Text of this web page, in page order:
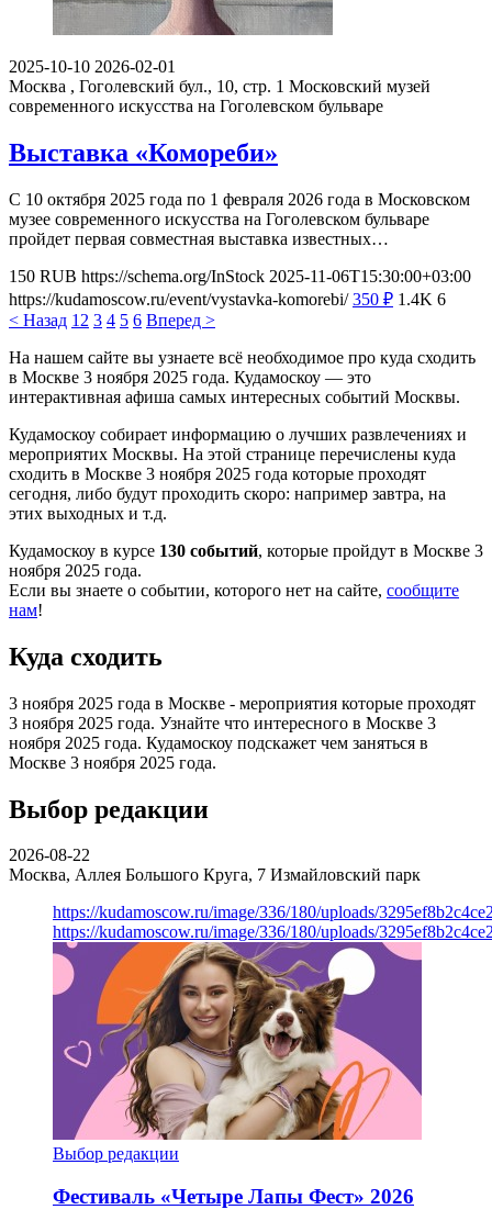
2025-10-10 2026-02-01
Москва , Гоголевский бул., 10, стр. 1 Московский музей
современного искусства на Гоголевском бульваре
Выставка «Комореби»
С 10 октября 2025 года по 1 февраля 2026 года в Московском
музее современного искусства на Гоголевском бульваре
пройдет первая совместная выставка известных…
150 RUB https://schema.org/InStock 2025-11-06T15:30:00+03:00
https://kudamoscow.ru/event/vystavka-komorebi/ 350 ₽ 1.4K 6
< Назад 1 2 3 4 5 6 Вперед >
На нашем сайте вы узнаете всё необходимое про куда сходить
в Москве 3 ноября 2025 года. Кудамоскоу — это
интерактивная афиша самых интересных событий Москвы.
Кудамоскоу собирает информацию о лучших развлечениях и
мероприятих Москвы. На этой странице перечислены куда
сходить в Москве 3 ноября 2025 года которые проходят
сегодня, либо будут проходить скоро: например завтра, на
этих выходных и т.д.
Кудамоскоу в курсе 130 событий, которые пройдут в Москве 3
ноября 2025 года.
Если вы знаете о событии, которого нет на сайте, сообщите
нам!
Куда сходить
3 ноября 2025 года в Москве - мероприятия которые проходят
3 ноября 2025 года. Узнайте что интересного в Москве 3
ноября 2025 года. Кудамоскоу подскажет чем заняться в
Москве 3 ноября 2025 года.
Выбор редакции
2026-08-22
Москва, Аллея Большого Круга, 7 Измайловский парк
https://kudamoscow.ru/image/336/180/uploads/
https://kudamoscow.ru/image/336/180/uploads/
Выбор редакции
Фестиваль «Четыре Лапы Фест» 2026